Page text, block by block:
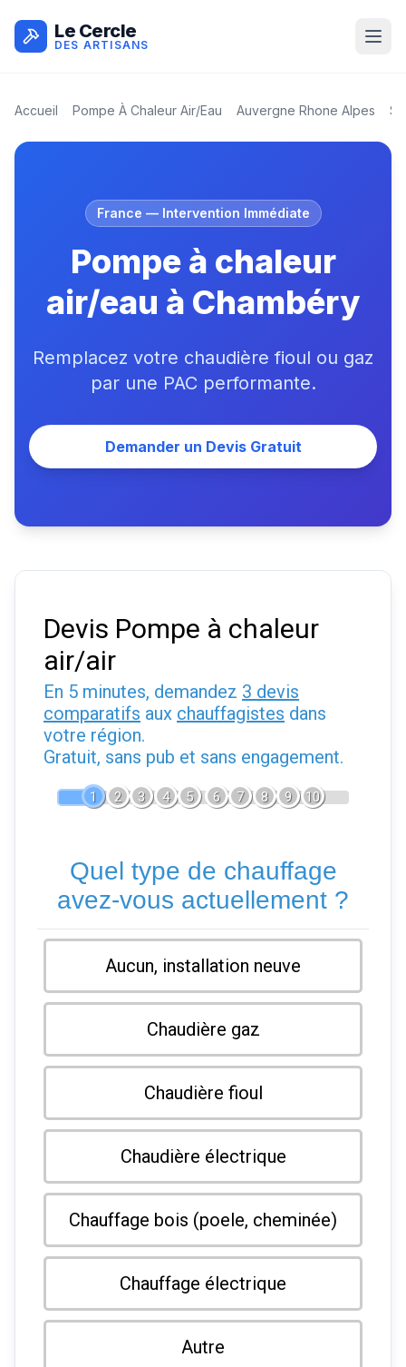
Le Cercle
DES ARTISANS
Accueil Pompe À Chaleur Air/eau Auvergne Rhone Alpes
France — Intervention Immédiate
Pompe à chaleur
air/eau à Chambéry
Remplacez votre chaudière fioul ou gaz
par une PAC performante.
Demander un Devis Gratuit
Devis Pompe à chaleur
air/air
En 5 minutes, demandez 3 devis
comparatifs aux chauffagistes dans
votre région.
Gratuit, sans pub et sans engagement.
1 2 3 4 5 6 7 8 9 10
Quel type de chauffage
avez-vous actuellement ?
Aucun, installation neuve
Chaudière gaz
Chaudière fioul
Chaudière électrique
Chauffage bois (poele, cheminée)
Chauffage électrique
Autre